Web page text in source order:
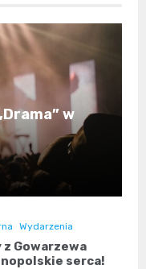
w
Wydarzenia
z Gowarzewa
serca!